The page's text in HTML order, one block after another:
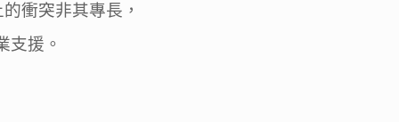
衝突非其專長，
支援。